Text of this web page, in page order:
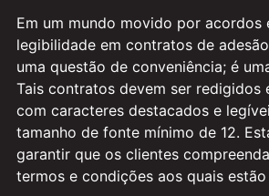
Em um mundo movido por acordos
legibilidade em contratos de
uma questão de conveniência; é
Tais contratos devem ser redigidos
com caracteres destacados e
tamanho de fonte mínimo de 12.
garantir que os clientes
termos e condições aos quais